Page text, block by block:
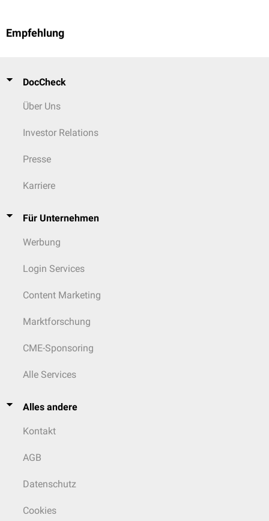
Empfehlung
DocCheck
Über Uns
Investor Relations
Presse
Karriere
Für Unternehmen
Werbung
Login Services
Content Marketing
Marktforschung
CME-Sponsoring
Alle Services
Alles andere
Kontakt
AGB
Datenschutz
Cookies